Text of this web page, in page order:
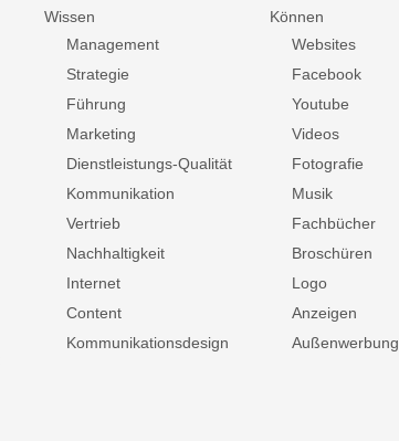
Wissen
Management
Strategie
Führung
Marketing
Dienstleistungs-Qualität
Kommunikation
Vertrieb
Nachhaltigkeit
Internet
Content
Kommunikationsdesign
Können
Websites
Facebook
Youtube
Videos
Fotografie
Musik
Fachbücher
Broschüren
Logo
Anzeigen
Außenwerbung